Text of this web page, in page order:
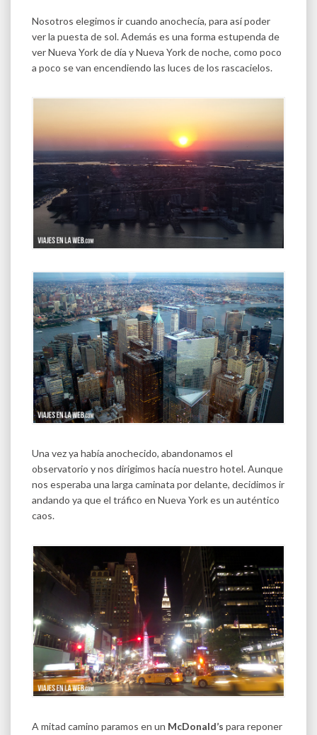
Nosotros elegimos ir cuando anochecía, para así poder
ver la puesta de sol. Además es una forma estupenda de
ver Nueva York de día y Nueva York de noche, como poco
a poco se van encendiendo las luces de los rascacielos.
Una vez ya había anochecido, abandonamos el
observatorio y nos dirigimos hacía nuestro hotel. Aunque
nos esperaba una larga caminata por delante, decidimos ir
andando ya que el tráfico en Nueva York es un auténtico
caos.
A mitad camino paramos en un McDonald’s para reponer